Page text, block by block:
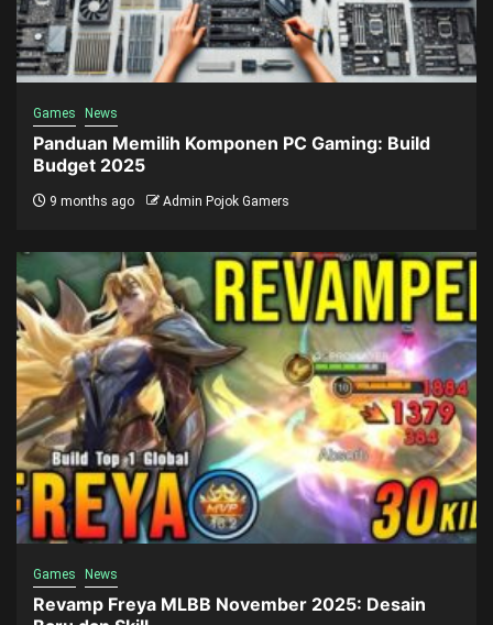
Games News
Panduan Memilih Komponen PC Gaming: Build
Budget 2025
9 months ago Admin Pojok Gamers
Games News
Revamp Freya MLBB November 2025: Desain